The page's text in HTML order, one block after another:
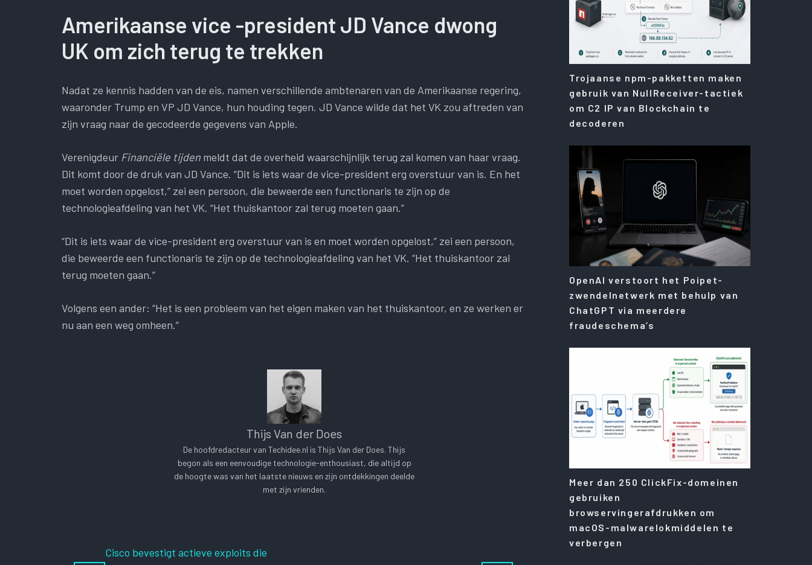
Amerikaanse vice -president JD Vance dwong
UK om zich terug te trekken
Nadat ze kennis hadden van de eis, namen verschillende ambtenaren van de Amerikaanse regering,
waaronder Trump en VP JD Vance, hun houding tegen. JD Vance wilde dat het VK zou aftreden van
zijn vraag naar de gecodeerde gegevens van Apple.
Verenigdeur Financiële tijden meldt dat de overheid waarschijnlijk terug zal komen van haar vraag.
Dit komt door de druk van JD Vance. “Dit is iets waar de vice-president erg overstuur van is. En het
moet worden opgelost,” zei een persoon, die beweerde een functionaris te zijn op de
technologieafdeling van het VK. “Het thuiskantoor zal terug moeten gaan.”
“Dit is iets waar de vice-president erg overstuur van is en moet worden opgelost,” zei een persoon,
die beweerde een functionaris te zijn op de technologieafdeling van het VK. “Het thuiskantoor zal
terug moeten gaan.”
Volgens een ander: “Het is een probleem van het eigen maken van het thuiskantoor, en ze werken er
nu aan een weg omheen.”
Thijs Van der Does
De hoofdredacteur van Techidee.nl is Thijs Van der Does. Thijs
begon als een eenvoudige technologie-enthousiast, die altijd op
de hoogte was van het laatste nieuws en zijn ontdekkingen deelde
met zijn vrienden.
Cisco bevestigt actieve exploits die
Trojaanse npm-pakketten maken
gebruik van NullReceiver-tactiek
om C2 IP van Blockchain te
decoderen
OpenAI verstoort het Poipet-
zwendelnetwerk met behulp van
ChatGPT via meerdere
fraudeschema’s
Meer dan 250 ClickFix-domeinen
gebruiken
browservingerafdrukken om
macOS-malwarelokmiddelen te
verbergen